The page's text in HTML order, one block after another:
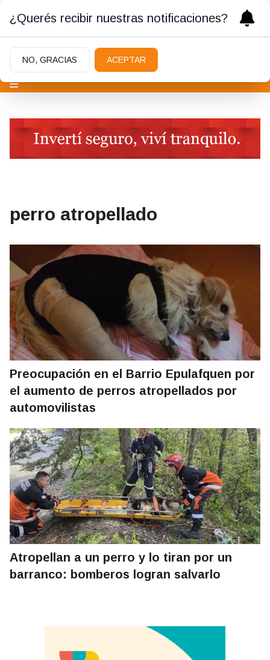
perro atropellado
Preocupación en el Barrio Epulafquen por
el aumento de perros atropellados por
automovilistas
Atropellan a un perro y lo tiran por un
barranco: bomberos logran salvarlo
¿Querés recibir nuestras notificaciones?
NO, GRACIAS ACEPTAR